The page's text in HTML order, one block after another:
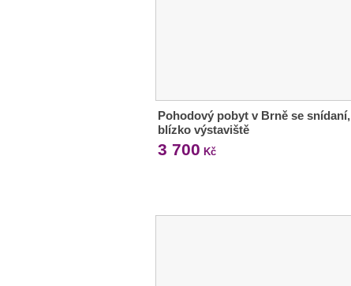
Pohodový pobyt v Brně se snídaní,
blízko výstaviště
3 700 Kč